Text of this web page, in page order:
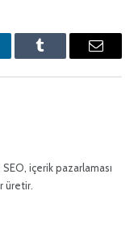
Tumblr
E-
içerik pazarlaması
üretir.